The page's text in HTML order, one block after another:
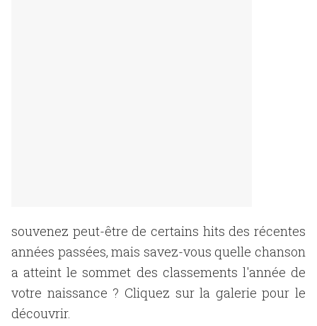
souvenez peut-être de certains hits des récentes
années passées, mais savez-vous quelle chanson
a atteint le sommet des classements l'année de
votre naissance ? Cliquez sur la galerie pour le
découvrir.